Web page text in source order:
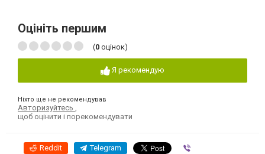
Оцініть першим
(0 оцінок)
Я рекомендую
Ніхто ще не рекомендував
Авторизуйтесь
щоб оцінити і порекомендувати
Reddit Telegram